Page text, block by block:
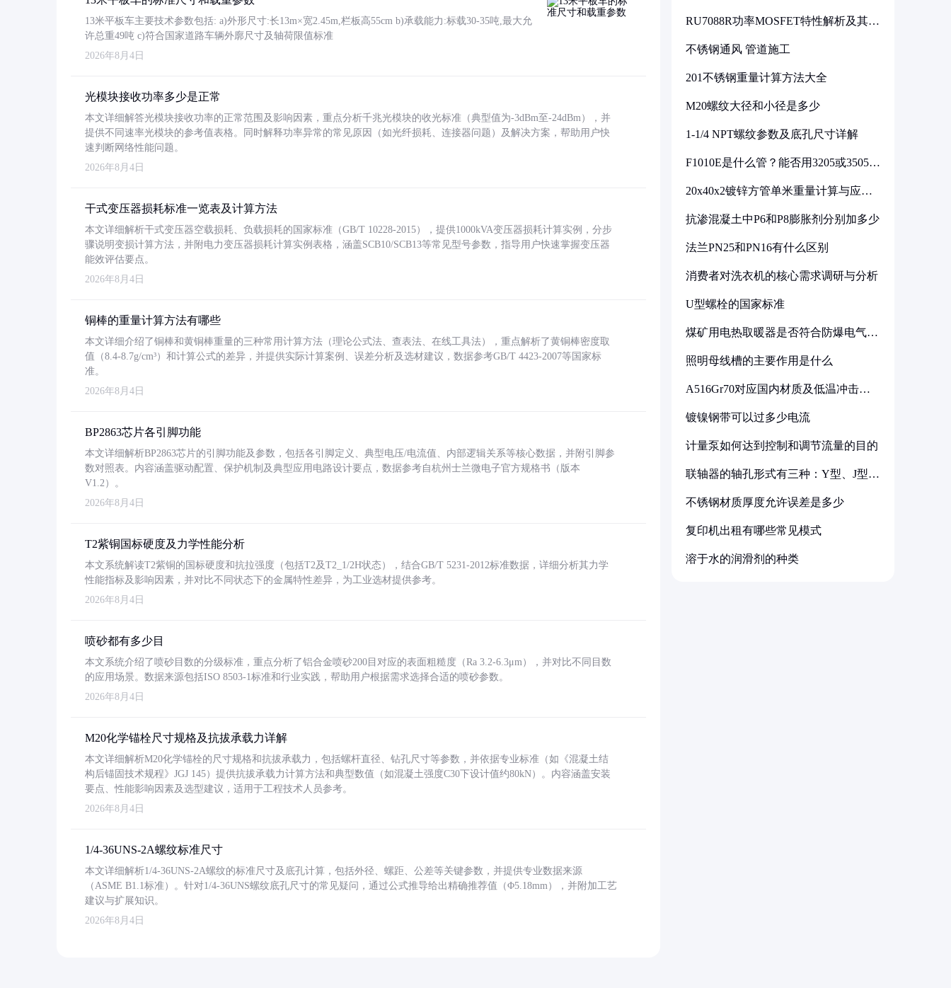
13米平板车主要技术参数包括: a)外形尺寸:长13m×宽2.45m,栏板高55cm b)承载能力:标载30-35吨,最大允
许总重49吨 c)符合国家道路车辆外廓尺寸及轴荷限值标准
2026年8月4日
光模块接收功率多少是正常
本文详细解答光模块接收功率的正常范围及影响因素，重点分析千兆光模块的收光标准（典型值为-3dBm至-24dBm），并
提供不同速率光模块的参考值表格。同时解释功率异常的常见原因（如光纤损耗、连接器问题）及解决方案，帮助用户快
速判断网络性能问题。
2026年8月4日
干式变压器损耗标准一览表及计算方法
本文详细解析干式变压器空载损耗、负载损耗的国家标准（GB/T 10228-2015），提供1000kVA变压器损耗计算实例，分步
骤说明变损计算方法，并附电力变压器损耗计算实例表格，涵盖SCB10/SCB13等常见型号参数，指导用户快速掌握变压器
能效评估要点。
2026年8月4日
铜棒的重量计算方法有哪些
本文详细介绍了铜棒和黄铜棒重量的三种常用计算方法（理论公式法、查表法、在线工具法），重点解析了黄铜棒密度取
值（8.4-8.7g/cm³）和计算公式的差异，并提供实际计算案例、误差分析及选材建议，数据参考GB/T 4423-2007等国家标
准。
2026年8月4日
BP2863芯片各引脚功能
本文详细解析BP2863芯片的引脚功能及参数，包括各引脚定义、典型电压/电流值、内部逻辑关系等核心数据，并附引脚参
数对照表。内容涵盖驱动配置、保护机制及典型应用电路设计要点，数据参考自杭州士兰微电子官方规格书（版本
V1.2）。
2026年8月4日
T2紫铜国标硬度及力学性能分析
本文系统解读T2紫铜的国标硬度和抗拉强度（包括T2及T2_1/2H状态），结合GB/T 5231-2012标准数据，详细分析其力学
性能指标及影响因素，并对比不同状态下的金属特性差异，为工业选材提供参考。
2026年8月4日
喷砂都有多少目
本文系统介绍了喷砂目数的分级标准，重点分析了铝合金喷砂200目对应的表面粗糙度（Ra 3.2-6.3μm），并对比不同目数
的应用场景。数据来源包括ISO 8503-1标准和行业实践，帮助用户根据需求选择合适的喷砂参数。
2026年8月4日
M20化学锚栓尺寸规格及抗拔承载力详解
本文详细解析M20化学锚栓的尺寸规格和抗拔承载力，包括螺杆直径、钻孔尺寸等参数，并依据专业标准（如《混凝土结
构后锚固技术规程》JGJ 145）提供抗拔承载力计算方法和典型数值（如混凝土强度C30下设计值约80kN）。内容涵盖安装
要点、性能影响因素及选型建议，适用于工程技术人员参考。
2026年8月4日
1/4-36UNS-2A螺纹标准尺寸
本文详细解析1/4-36UNS-2A螺纹的标准尺寸及底孔计算，包括外径、螺距、公差等关键参数，并提供专业数据来源
（ASME B1.1标准）。针对1/4-36UNS螺纹底孔尺寸的常见疑问，通过公式推导给出精确推荐值（Φ5.18mm），并附加工艺
建议与扩展知识。
2026年8月4日
RU7088R功率MOSFET特性解析及其在
不锈钢通风 管道施工
201不锈钢重量计算方法大全
M20螺纹大径和小径是多少
1-1/4 NPT螺纹参数及底孔尺寸详解
F1010E是什么管？能否用3205或3505代
20x40x2镀锌方管单米重量计算与应用
抗渗混凝土中P6和P8膨胀剂分别加多少
法兰PN25和PN16有什么区别
消费者对洗衣机的核心需求调研与分析
U型螺栓的国家标准
煤矿用电热取暖器是否符合防爆电气设
照明母线槽的主要作用是什么
A516Gr70对应国内材质及低温冲击要
镀镍钢带可以过多少电流
计量泵如何达到控制和调节流量的目的
联轴器的轴孔形式有三种：Y型、J型、
不锈钢材质厚度允许误差是多少
复印机出租有哪些常见模式
溶于水的润滑剂的种类